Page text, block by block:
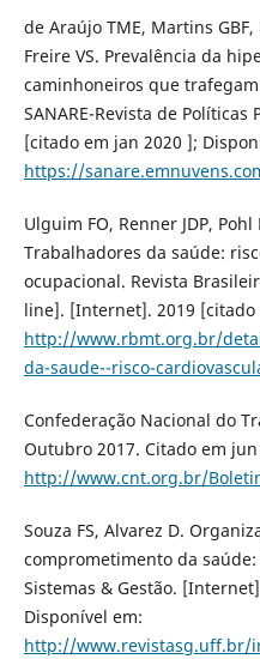
de Araújo TME, Martins GBF,
Freire VS. Prevalência da
caminhoneiros que
SANARE-Revista de
[citado em jan 2020 ];
https://
Ulguim FO, Renner JDP,
Trabalhadores da saúde:
ocupacional. Revista
line]. [Internet]. 2019 [citado
http://www.rbmt.org.br/
da-saude--risco-
Confederação Nacional do
Outubro 2017. Citado em
http://www.cnt.org.br/
Souza FS, Alvarez D.
comprometimento da
Sistemas & Gestão.
Disponível em:
http://www.revistasg.uff.br/